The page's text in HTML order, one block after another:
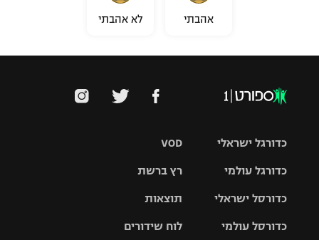
אהבתי לא אהבתי
VOD
רץ ברשת
תוצאות
לוח שידורים
כדורגל ישראלי
כדורגל עולמי
האלופות
כדורסל ישראלי
כדורסל עולמי